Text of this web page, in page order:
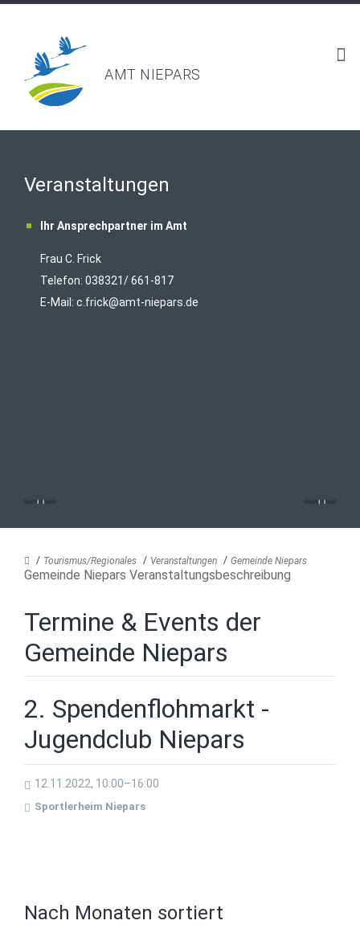
AMT NIEPARS
Veranstaltungen
Ihr Ansprechpartner im Amt
Frau C. Frick
Telefon: 038321/ 661-817
E-Mail: c.frick@amt-niepars.de
Tourismus/Regionales Veranstaltungen Gemeinde Niepars
Gemeinde Niepars Veranstaltungsbeschreibung
Termine & Events der
Gemeinde Niepars
2. Spendenflohmarkt -
Jugendclub Niepars
12.11.2022, 10:00–16:00
Sportlerheim Niepars
Nach Monaten sortiert